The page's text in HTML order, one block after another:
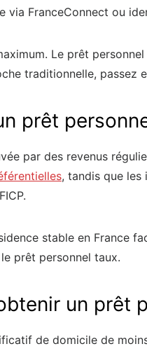
via FranceConnect ou
Le prêt
traditionnelle, passez
prêt
par des revenus
, tandis que
stable en France
prêt personnel taux.
un prêt
de domicile de